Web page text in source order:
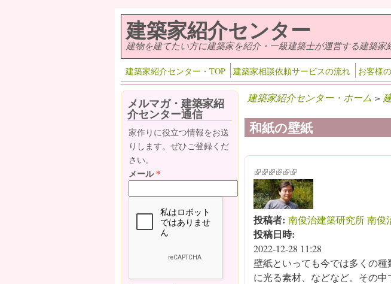
建築家紹介センター
建物を建てたい方に建築家を紹介・一級建築士が運営する建築家
建築家紹介センター・TOP 建築家相談依頼サービスの流れ お客様
建築家紹介センター・ホーム >
和紙の壁紙
(link is external)
(link is external)
(link is external)
(link is external)
(link is external)
(link is external)
投稿者: 南俊治建築研究所 南俊
投稿日時:
2022-12-28 11:28
壁紙といっても今では多くの
に光る素材、などなど。その
メルマガ・建築家紹
介センター通信
家作りに役立つ情報をお送
りします。ぜひご登録くだ
さい。
メール*